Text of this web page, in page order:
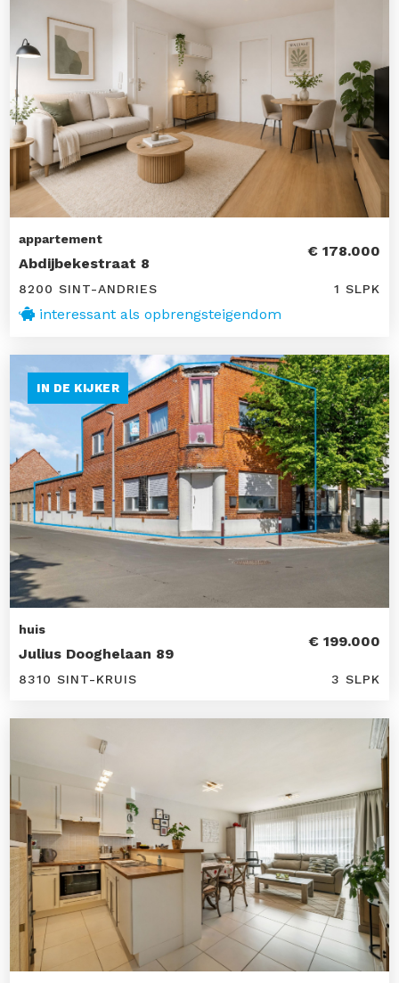
appartement
Abdijbekestraat 8
€ 178.000
8200 SINT-ANDRIES 1 SLPK
interessant als opbrengsteigendom
IN DE KIJKER
huis
Julius Dooghelaan 89
€ 199.000
8310 SINT-KRUIS 3 SLPK